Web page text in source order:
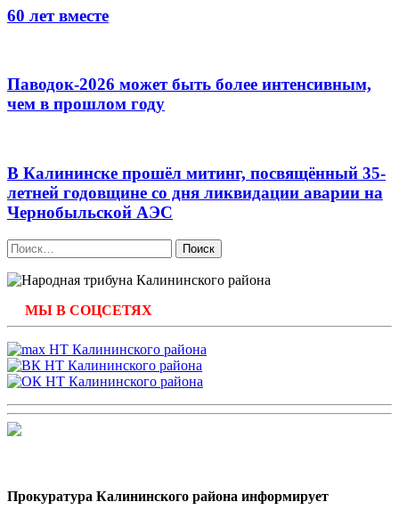
60 лет вместе
Паводок-2026 может быть более интенсивным,
чем в прошлом году
В Калининске прошёл митинг, посвящённый 35-
летней годовщине со дня ликвидации аварии на
Чернобыльской АЭС
Найти:
МЫ В СОЦСЕТЯХ
Прокуратура Калининского района информирует